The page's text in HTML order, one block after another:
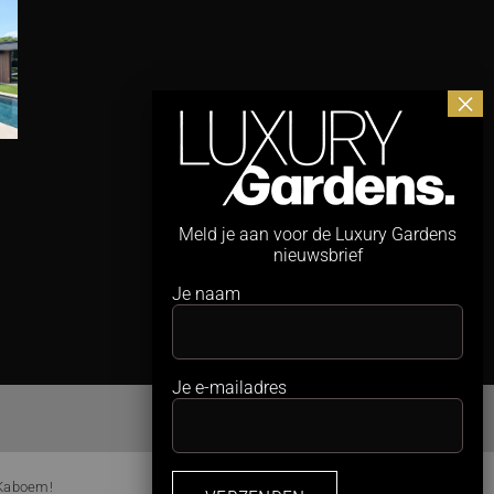
minimale ruimte
Studio REDD neemt
PUUR
Groenprojecten
Nederland over
Meld je aan voor de Luxury Gardens
nieuwsbrief
Je naam
Je e-mailadres